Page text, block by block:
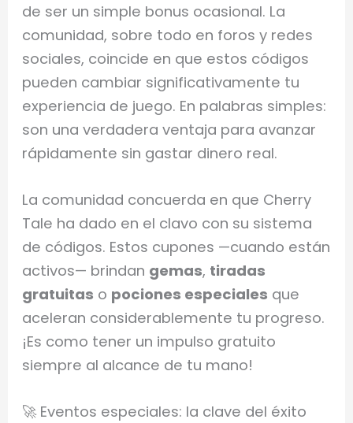
de ser un simple bonus ocasional. La
comunidad, sobre todo en foros y redes
sociales, coincide en que estos códigos
pueden cambiar significativamente tu
experiencia de juego. En palabras simples:
son una verdadera ventaja para avanzar
rápidamente sin gastar dinero real.
La comunidad concuerda en que Cherry
Tale ha dado en el clavo con su sistema
de códigos. Estos cupones —cuando están
activos— brindan gemas, tiradas
gratuitas o pociones especiales que
aceleran considerablemente tu progreso.
¡Es como tener un impulso gratuito
siempre al alcance de tu mano!
🚀 Eventos especiales: la clave del éxito